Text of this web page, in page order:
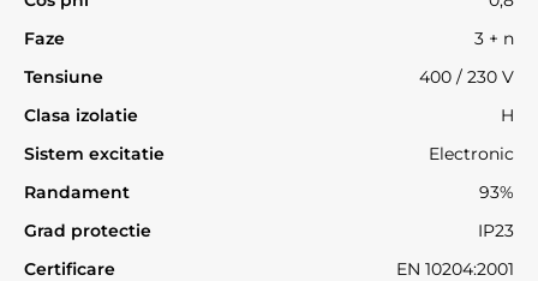
Faze
3 + n
Tensiune
400 / 230 V
Clasa izolatie
H
Sistem excitatie
Electronic
Randament
93%
Grad protectie
IP23
Certificare
EN 10204:2001